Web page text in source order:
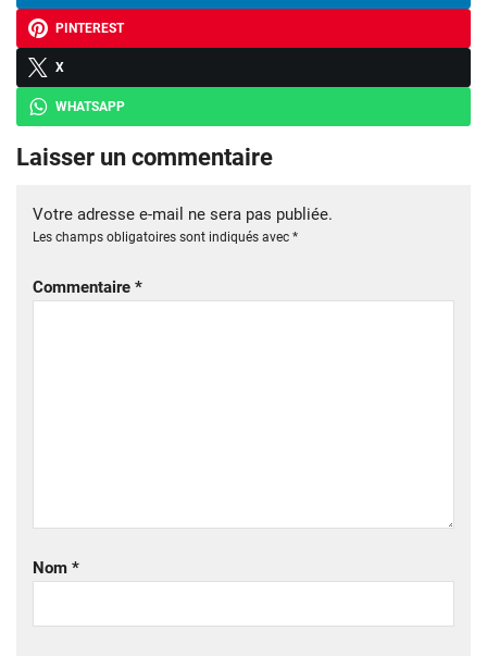
PINTEREST
X
WHATSAPP
Laisser un commentaire
Votre adresse e-mail ne sera pas publiée.
Les champs obligatoires sont indiqués avec *
Commentaire *
Nom *